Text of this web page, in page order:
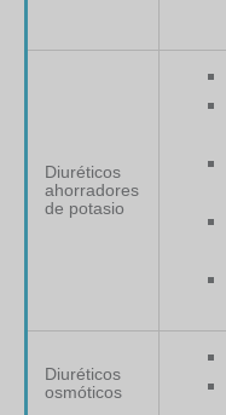
Diuréticos
ahorradores
de potasio
Diuréticos
osmóticos